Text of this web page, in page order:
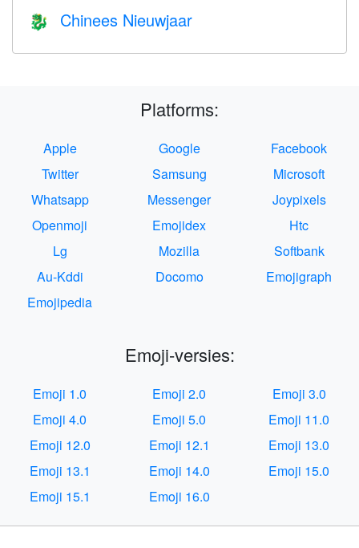
🐉 Chinees Nieuwjaar
Platforms:
Apple Google
Facebook
Twitter
Samsung
Microsoft
Whatsapp
Messenger
Joypixels
Openmoji
Emojidex
Htc
Lg
Mozilla
Softbank
Au-Kddi
Docomo
Emojigraph
Emojipedia
Emoji-versies:
Emoji 1.0 Emoji 2.0
Emoji 3.0
Emoji 4.0
Emoji 5.0
Emoji 11.0
Emoji 12.0
Emoji 12.1
Emoji 13.0
Emoji 13.1
Emoji 14.0
Emoji 15.0
Emoji 15.1
Emoji 16.0